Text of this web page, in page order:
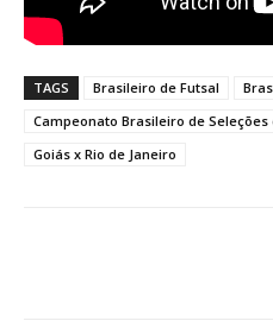
TAGS Brasileiro de Futsal
Campeonato Brasileiro de Seleções
Goiás x Rio de Janeiro